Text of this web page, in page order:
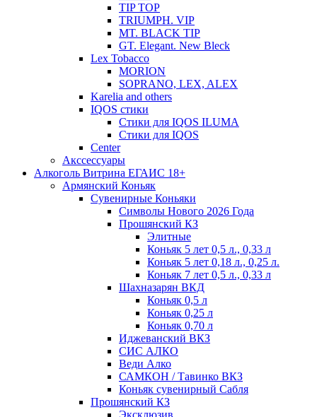
TIP TOP
TRIUMPH. VIP
MT. BLACK TIP
GT. Elegant. New Bleck
Lex Tobacco
MORION
SOPRANO, LEX, ALEX
Karelia and others
IQOS стики
Стики для IQOS ILUMA
Стики для IQOS
Сenter
Акссессуары
Алкоголь Витрина ЕГАИС 18+
Армянский Коньяк
Сувенирные Коньяки
Символы Нового 2026 Года
Прошянский КЗ
Элитные
Коньяк 5 лет 0,5 л., 0,33 л
Коньяк 5 лет 0,18 л., 0,25 л.
Коньяк 7 лет 0,5 л., 0,33 л
Шахназарян ВКД
Коньяк 0,5 л
Коньяк 0,25 л
Коньяк 0,70 л
Иджеванский ВКЗ
СИС АЛКО
Веди Алко
САМКОН / Тавинко ВКЗ
Коньяк сувенирный Сабля
Прошянский КЗ
Эксклюзив